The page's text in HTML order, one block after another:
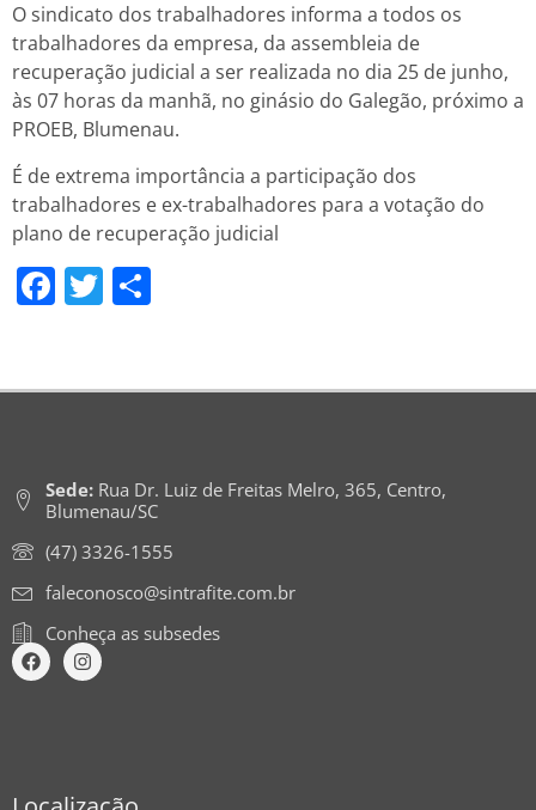
O sindicato dos trabalhadores informa a todos os
trabalhadores da empresa, da assembleia de
recuperação judicial a ser realizada no dia 25 de junho,
às 07 horas da manhã, no ginásio do Galegão, próximo a
PROEB, Blumenau.
É de extrema importância a participação dos
trabalhadores e ex-trabalhadores para a votação do
plano de recuperação judicial
Facebook
Twitter
Sede:Rua Dr. Luiz de Freitas Melro, 365, Centro,
Blumenau/SC
(47) 3326-1555
faleconosco@sintrafite.com.br
Conheça as subsedes